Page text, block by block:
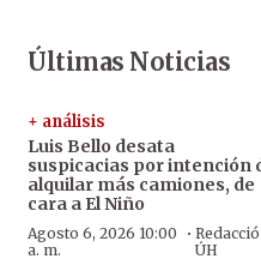
Últimas Noticias
+ análisis
Luis Bello desata
suspicacias por intención
alquilar más camiones, de
cara a El Niño
Agosto 6, 2026 10:00
a. m.
·
ÚH